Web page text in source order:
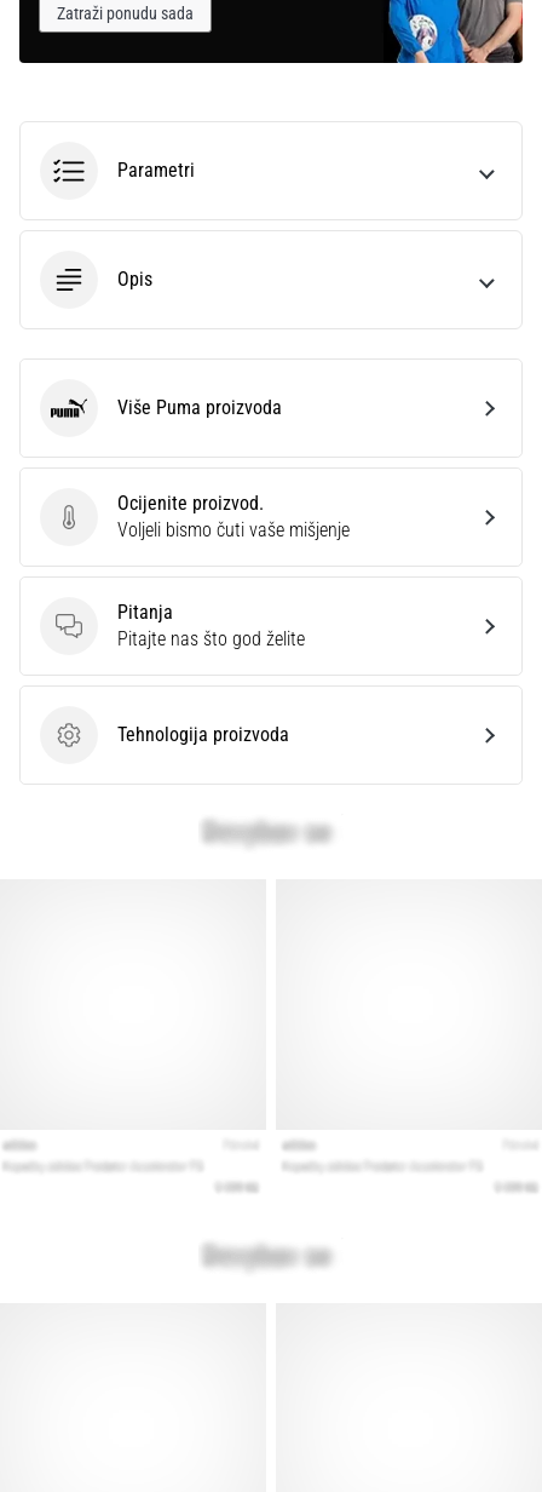
Zatraži ponudu sada
Parametri
Opis
Ocijenite proizvod.
Ocijenite proizvod.
Voljeli bismo čuti vaše mišjenje
Pitanja
Pitanja
Pitajte nas što god želite
Tehnologija proizvoda
Tehnologija proizvoda
Puma Više Puma proizvoda